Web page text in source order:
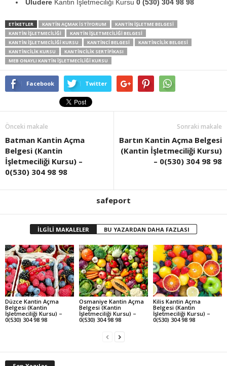
Uludere Kantin İşletmeciliği Kursu 0 (530) 304 98 98
ETİKETLER KANTIN AÇMAK ISTIYORUM
KANTIN IŞLETME BELGESI
KANTIN IŞLETMECILIĞI
KANTIN IŞLETMECILIĞI BELGESI
KANTIN İŞLETMECILIĞI KURSU
KANTINCI BELGESI
KANTINCILIK BELGESI
KANTINCILIK KURSU
KANTINCILIK SERTIFIKASI
MEB ONAYLI KANTIN İŞLETMECILIĞI KURSU
Facebook Twitter
Önceki makale
Batman Kantin Açma
Belgesi (Kantin
İşletmeciliği Kursu) –
0(530) 304 98 98
Sonraki makale
Bartın Kantin Açma Belgesi
(Kantin İşletmeciliği Kursu)
– 0(530) 304 98 98
safeport
İLGİLİ MAKALELER BU YAZARDAN DAHA FAZLASI
Düzce Kantin Açma
Belgesi (Kantin
İşletmeciliği Kursu) –
0(530) 304 98 98
Osmaniye Kantin Açma
Belgesi (Kantin
İşletmeciliği Kursu) –
0(530) 304 98 98
Kilis Kantin Açma
Belgesi (Kantin
İşletmeciliği Kursu) –
0(530) 304 98 98